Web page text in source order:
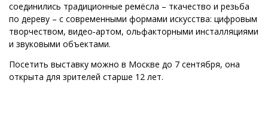
соединились традиционные ремёсла – ткачество и резьба
по дереву – с современными формами искусства: цифровым
творчеством, видео‑артом, ольфакторными инсталляциями
и звуковыми объектами.
Посетить выставку можно в Москве до 7 сентября, она
открыта для зрителей старше 12 лет.